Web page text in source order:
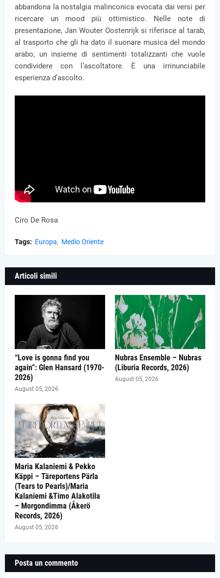
abbandona la nostalgia malinconica evocata dai versi per
ricercare un mood più ottimistico. Nelle note di
presentazione, Jan Wouter Oostenrijk si riferisce al tarab,
al trasporto che gli ha dato il suonare musica del mondo
arabo, un insieme di sentimenti totalizzanti che vuole
condividere con l’ascoltatore. È una irrinunciabile
esperienza d’ascolto.
Ciro De Rosa
Tags: Europa Medio Oriente
Articoli simili
“Love is gonna find you
again”: Glen Hansard (1970-
2026)
August 05, 2026
Nubras Ensemble – Nubras
(Liburia Records, 2026)
August 05, 2026
Maria Kalaniemi & Pekko
Käppi – Täreportens Pärla
(Tears to Pearls)/Maria
Kalaniemi &Timo Alakotila
– Morgondimma (Åkerö
Records, 2026)
August 05, 2026
Posta un commento